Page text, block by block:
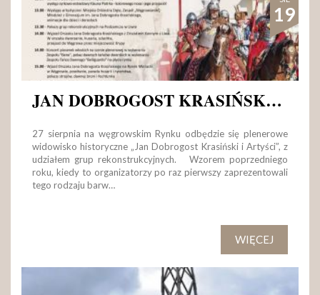
19
JAN DOBROGOST KRASIŃSKI I ARTYŚCI
27 sierpnia na węgrowskim Rynku odbędzie się plenerowe
widowisko historyczne „Jan Dobrogost Krasiński i Artyści”, z
udziałem grup rekonstrukcyjnych. Wzorem poprzedniego
roku, kiedy to organizatorzy po raz pierwszy zaprezentowali
tego rodzaju barw…
WIĘCEJ